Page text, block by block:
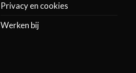
Privacy en cookies
Werken bij